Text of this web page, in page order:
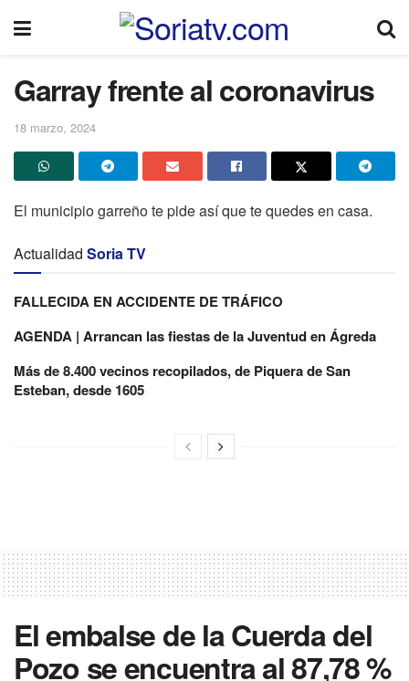
Garray frente al coronavirus
18 marzo, 2024
El municipio garreño te pide así que te quedes en casa.
Actualidad Soria TV
FALLECIDA EN ACCIDENTE DE TRÁFICO
AGENDA | Arrancan las fiestas de la Juventud en Ágreda
Más de 8.400 vecinos recopilados, de Piquera de San
Esteban, desde 1605
El embalse de la Cuerda del
Pozo se encuentra al 87,78 %